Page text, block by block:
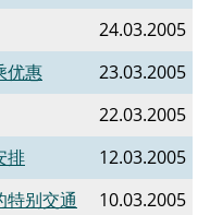
24.03.2005
优惠
23.03.2005
22.03.2005
排
12.03.2005
特别交通
10.03.2005